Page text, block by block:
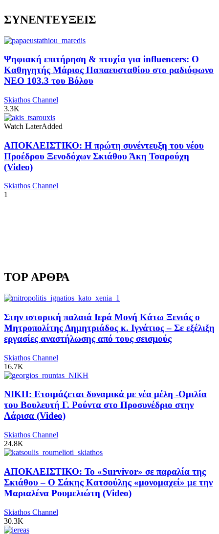
ΣΥΝΕΝΤΕΥΞΕΙΣ
Ψηφιακή επιτήρηση & πτυχία για influencers: Ο
Καθηγητής Μάριος Παπαευσταθίου στο ραδιόφωνο
NEO 103.3 του Βόλου
Skiathos Channel
3.3K
Watch LaterAdded
ΑΠΟΚΛΕΙΣΤΙΚΟ: Η πρώτη συνέντευξη του νέου
Προέδρου Ξενοδόχων Σκιάθου Άκη Τσαρούχη
(Video)
Skiathos Channel
1
TOP ΑΡΘΡΑ
Στην ιστορική παλαιά Ιερά Μονή Κάτω Ξενιάς ο
Μητροπολίτης Δημητριάδος κ. Ιγνάτιος – Σε εξέλιξη
εργασίες αναστήλωσης από τους σεισμούς
Skiathos Channel
16.7K
ΝΙΚΗ: Ετοιμάζεται δυναμικά με νέα μέλη -Ομιλία
του Βουλευτή Γ. Ρούντα στο Προσυνέδριο στην
Λάρισα (Video)
Skiathos Channel
24.8K
ΑΠΟΚΛΕΙΣΤΙΚΟ: Το «Survivor» σε παραλία της
Σκιάθου – Ο Σάκης Κατσούλης «μονομαχεί» με την
Μαριαλένα Ρουμελιώτη (Video)
Skiathos Channel
30.3K